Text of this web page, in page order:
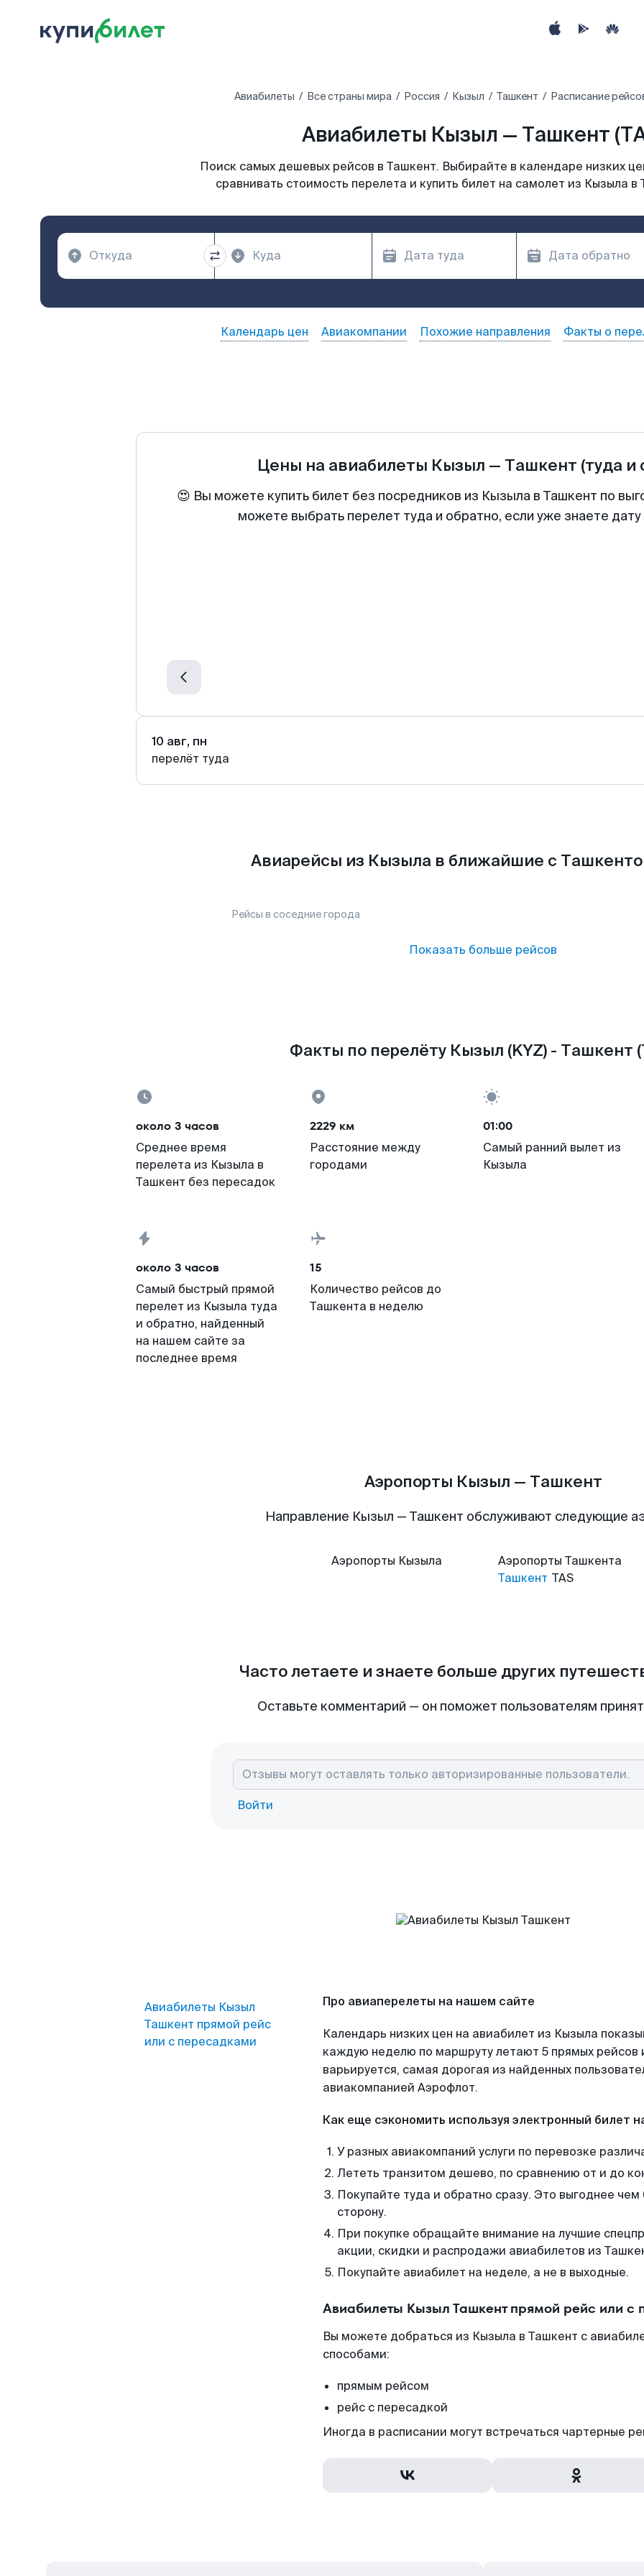
Авиабилеты Все страны мира Россия Кызыл Ташкент Расписание
Авиабилеты Кызыл — Ташкент
Поиск самых дешевых рейсов в Ташкент. Выбирайте в календаре низких
сравнивать стоимость перелета и купить билет на самолет из Кызыла в
Календарь цен Авиакомпании Похожие направления Факты о
Цены на авиабилеты Кызыл — Ташкент (туда и
😍 Вы можете купить билет без посредников из Кызыла в Ташкент по
можете выбрать перелет туда и обратно, если уже знаете
10 авг, пн
перелёт туда
Авиарейсы из Кызыла в ближайшие с
Рейсы в соседние города
Показать больше рейсов
Факты по перелёту Кызыл (KYZ) - Ташкент
около 3 часов
Среднее время
перелета из Кызыла в
Ташкент без пересадок
2229 км
Расстояние между
городами
01:00
Самый ранний вылет из
Кызыла
около 3 часов
Самый быстрый прямой
перелет из Кызыла туда
и обратно, найденный
на нашем сайте за
последнее время
15
Количество рейсов до
Ташкента в неделю
Аэропорты Кызыл — Ташкент
Направление Кызыл — Ташкент обслуживают следующие
Аэропорты Кызыла Аэропорты Ташкента
Ташкент TAS
Часто летаете и знаете больше других
Оставьте комментарий — он поможет пользователям
Войти
Авиабилеты Кызыл
Ташкент прямой рейс
или с пересадками
Про авиаперелеты на нашем сайте
Календарь низких цен на авиабилет из Кызыла
каждую неделю по маршруту летают 5 прямых рейсов
варьируется, самая дорогая из найденных
авиакомпанией Аэрофлот.
Как еще сэкономить используя электронный билет
У разных авиакомпаний услуги по перевозке
Лететь транзитом дешево, по сравнению от и до
Покупайте туда и обратно сразу. Это выгоднее
сторону.
При покупке обращайте внимание на лучшие
акции, скидки и распродажи авиабилетов из
Покупайте авиабилет на неделе, а не в выходные.
Авиабилеты Кызыл Ташкент прямой рейс или с
Вы можете добраться из Кызыла в Ташкент с
способами:
прямым рейсом
рейс с пересадкой
Иногда в расписании могут встречаться чартерные